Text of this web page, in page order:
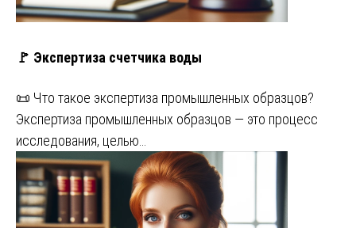
🚩 Экспертиза счетчика воды
📜 Что такое экспертиза промышленных образцов?
Экспертиза промышленных образцов — это процесс
исследования, целью…